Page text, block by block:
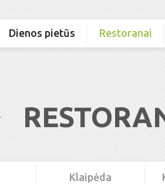
Dienos pietūs Restoranai
Klaipėda